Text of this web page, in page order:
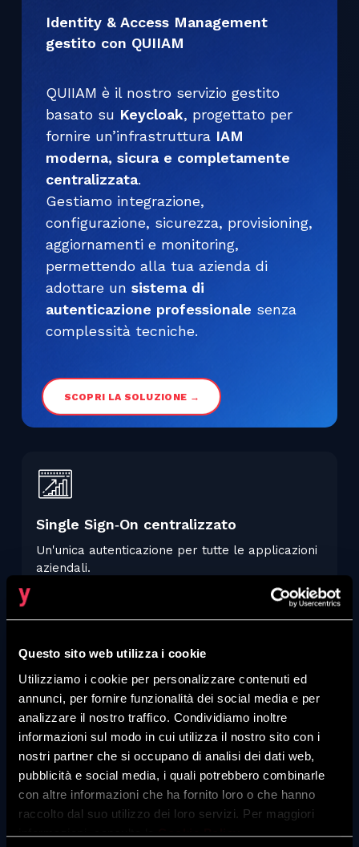
Questo sito web utilizza i cookie
Utilizziamo i cookie per personalizzare contenuti ed
annunci, per fornire funzionalità dei social media e per
analizzare il nostro traffico. Condividiamo inoltre
informazioni sul modo in cui utilizza il nostro sito con i
nostri partner che si occupano di analisi dei dati web,
pubblicità e social media, i quali potrebbero combinarle
con altre informazioni che ha fornito loro o che hanno
raccolto dal suo utilizzo dei loro servizi. Per maggiori
informazioni, consulta laCookie Policy.
Identity & Access Management
gestito con QUIIAM
QUIIAM è il nostro servizio gestito
basato su Keycloak, progettato per
fornire un’infrastruttura IAM
moderna, sicura e completamente
centralizzata.
Gestiamo integrazione,
configurazione, sicurezza, provisioning,
aggiornamenti e monitoring,
permettendo alla tua azienda di
adottare unsistema di
autenticazione professionale senza
complessità tecniche.
SCOPRI LA SOLUZIONE →
Single Sign‑On centralizzato
Un'unica autenticazione per tutte le applicazioni
aziendali.
Federazione identità e protocolli
standard
Compatibile con SAML 2.0, OpenID Connect,
OAuth2 per integrare facilmente sistemi
eterogenei.